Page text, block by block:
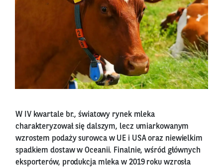
W IV kwartale br., światowy rynek mleka
charakteryzował się dalszym, lecz umiarkowanym
wzrostem podaży surowca w UE i USA oraz niewielkim
spadkiem dostaw w Oceanii. Finalnie, wśród głównych
eksporterów, produkcja mleka w 2019 roku wzrosła